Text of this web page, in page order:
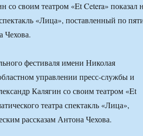
со своим театром «Et Cetera» показал
«Лица», поставленный по
Чехова.
фестиваля имени Николая
управлении пресс-службы и
Калягин со своим театром «Et
театра спектакль «Лица»,
рассказам Антона Чехова.